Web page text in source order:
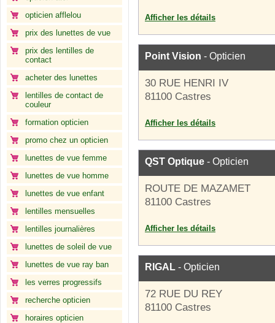
opticien afflelou
prix des lunettes de vue
prix des lentilles de
contact
acheter des lunettes
lentilles de contact de
couleur
formation opticien
promo chez un opticien
lunettes de vue femme
lunettes de vue homme
lunettes de vue enfant
lentilles mensuelles
lentilles journalières
lunettes de soleil de vue
lunettes de vue ray ban
les verres progressifs
recherche opticien
horaires opticien
Afficher les détails
Point Vision - Opticien
30 RUE HENRI IV
81100 Castres
Afficher les détails
QST Optique - Opticien
ROUTE DE MAZAMET
81100 Castres
Afficher les détails
RIGAL - Opticien
72 RUE DU REY
81100 Castres